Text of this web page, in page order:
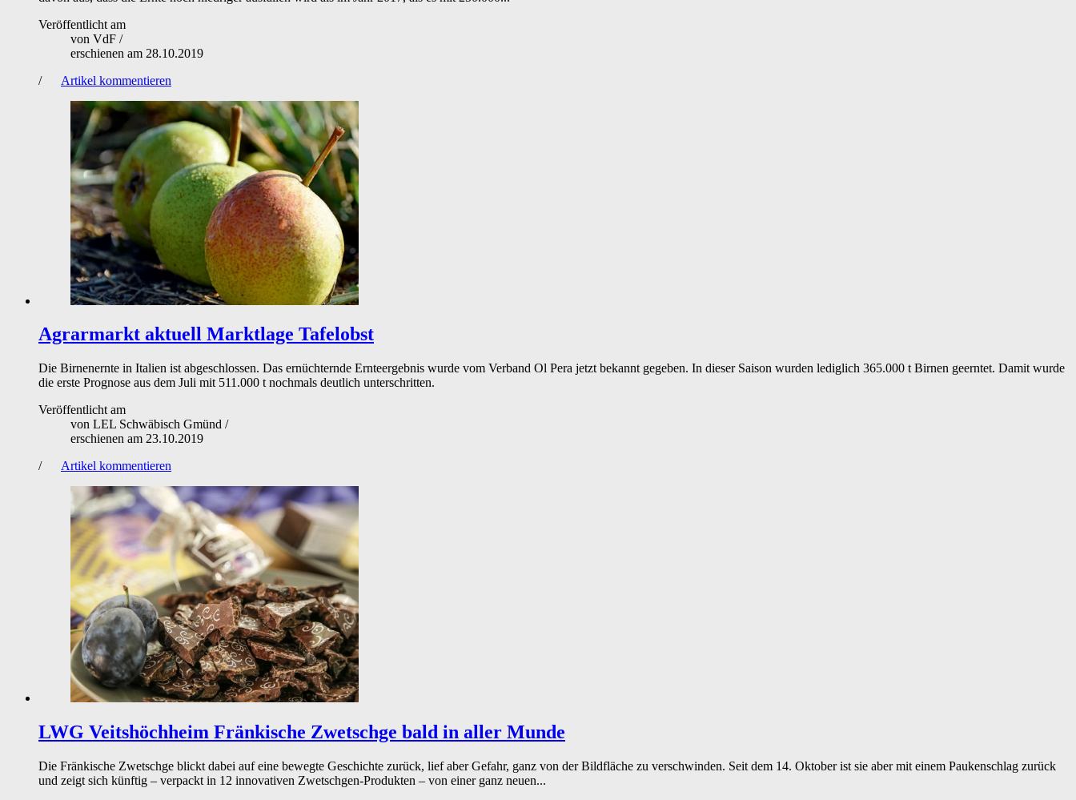
Veröffentlicht am
von VdF /
erschienen am 28.10.2019
/
Artikel kommentieren
Agrarmarkt aktuell Marktlage Tafelobst
Die Birnenernte in Italien ist abgeschlossen. Das ernüchternde Ernteergebnis wurde vom Verband Ol Pera jetzt bekannt gegeben. In dieser Saison wurden lediglich 365.000 t Birnen geerntet. Damit wurde
die erste Prognose aus dem Juli mit 511.000 t nochmals deutlich unterschritten.
Veröffentlicht am
von LEL Schwäbisch Gmünd /
erschienen am 23.10.2019
/
Artikel kommentieren
LWG Veitshöchheim Fränkische Zwetschge bald in aller Munde
Die Fränkische Zwetschge blickt dabei auf eine bewegte Geschichte zurück, lief aber Gefahr, ganz von der Bildfläche zu verschwinden. Seit dem 14. Oktober ist sie aber mit einem Paukenschlag zurück
und zeigt sich künftig – verpackt in 12 innovativen Zwetschgen-Produkten – von einer ganz neuen...